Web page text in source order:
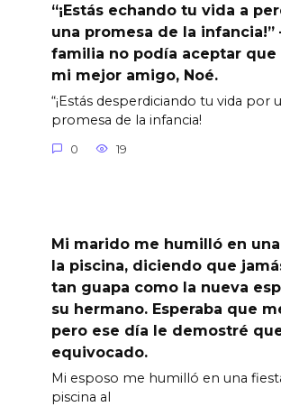
“¡Estás echando tu vida a
una promesa de la infancia!”
familia no podía aceptar que
mi mejor amigo, Noé.
“¡Estás desperdiciando tu vida por
promesa de la infancia!
0 19
Mi marido me humilló en
la piscina, diciendo que
tan guapa como la nueva
su hermano. Esperaba que
pero ese día le demostré
equivocado.
Mi esposo me humilló en una
piscina al